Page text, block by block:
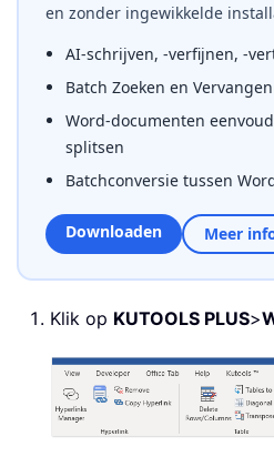
en zonder ingewikkelde
AI-schrijven, -verfijnen, -
Batch Zoeken en
Word-documenten
splitsen
Batchconversie tussen
Downloaden Meer
Klik op KUTOOLS PLUS>